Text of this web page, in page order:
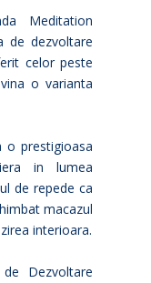
Meditation
de dezvoltare
celor peste
o varianta
o prestigioasa
in lumea
de repede ca
macazul
interioara.
Dezvoltare